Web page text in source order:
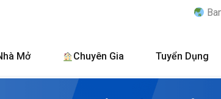
Mở Chuyên Gia Tuyển Dụng